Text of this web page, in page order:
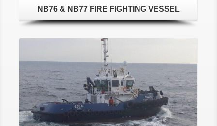
NB76 & NB77 FIRE FIGHTING VESSEL